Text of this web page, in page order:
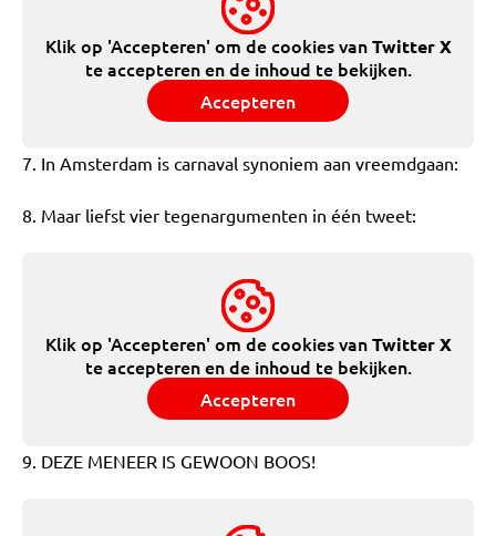
Klik op 'Accepteren' om de cookies vanTwitter X
te accepteren en de inhoud te bekijken.
Accepteren
7. In Amsterdam is carnaval synoniem aan vreemdgaan:
8. Maar liefst vier tegenargumenten in één tweet:
Klik op 'Accepteren' om de cookies vanTwitter X
te accepteren en de inhoud te bekijken.
Accepteren
9. DEZE MENEER IS GEWOON BOOS!